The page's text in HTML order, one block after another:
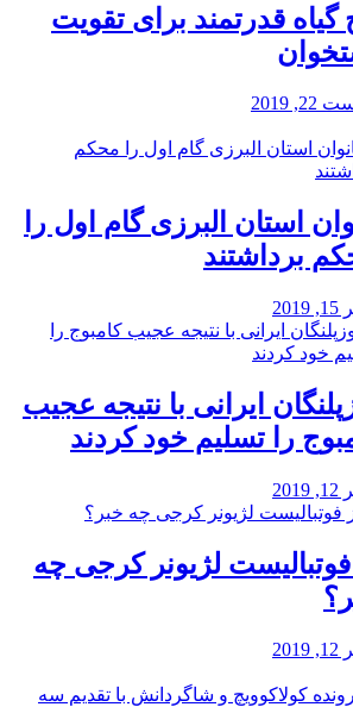
گیاه قدرتمند برای تقویت
2019
استان البرزی گام اول را
برداشتند
ایرانی با نتیجه عجیب
را تسلیم خود کردند
فوتبالیست لژیونر کرجی چه